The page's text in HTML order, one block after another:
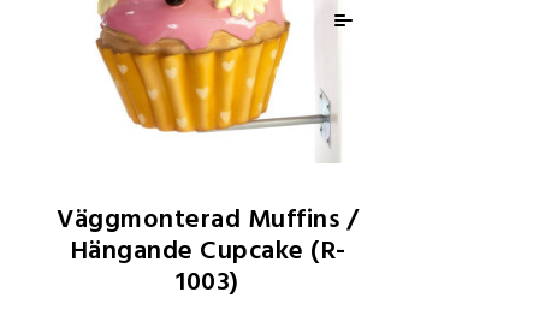
Väggmonterad Muffins /
Hängande Cupcake (R-
1003)